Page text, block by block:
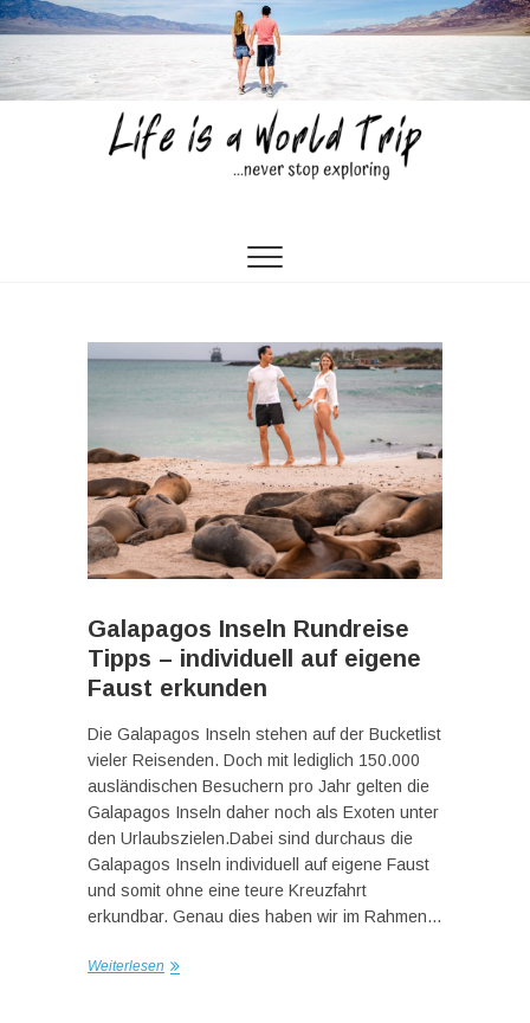
Skip
to
content
Galapagos Inseln Rundreise
Tipps – individuell auf eigene
Faust erkunden
Die Galapagos Inseln stehen auf der Bucketlist
vieler Reisenden. Doch mit lediglich 150.000
ausländischen Besuchern pro Jahr gelten die
Galapagos Inseln daher noch als Exoten unter
den Urlaubszielen.Dabei sind durchaus die
Galapagos Inseln individuell auf eigene Faust
und somit ohne eine teure Kreuzfahrt
erkundbar. Genau dies haben wir im Rahmen…
Weiterlesen